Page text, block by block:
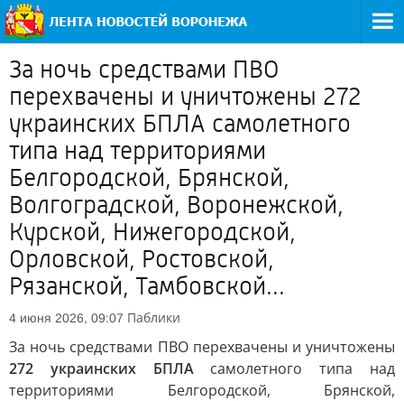
За ночь средствами ПВО
перехвачены и уничтожены 272
украинских БПЛА самолетного
типа над территориями
Белгородской, Брянской,
Волгоградской, Воронежской,
Курской, Нижегородской,
Орловской, Ростовской,
Рязанской, Тамбовской...
4 июня 2026, 09:07 Паблики
За ночь средствами ПВО перехвачены и уничтожены
272 украинских БПЛАсамолетного типа над
территориями Белгородской, Брянской,